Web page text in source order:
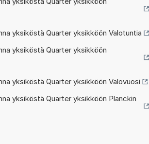
yksiköstä Quarter yksikköön Valotuntia
yksiköstä Quarter yksikköön
yksiköstä Quarter yksikköön Valovuosi
yksiköstä Quarter yksikköön Planckin